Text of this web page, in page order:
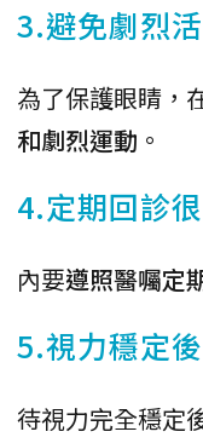
3.避免劇烈活
為了保護眼睛，
和劇烈運動 。
4.定期回診
內要遵照醫囑定
5.視力穩定
待視力完全穩定